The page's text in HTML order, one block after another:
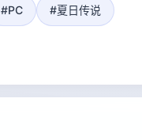
#PC #夏日传说